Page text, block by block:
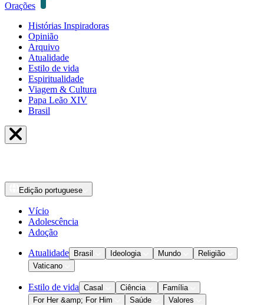
Orações
Histórias Inspiradoras
Opinião
Arquivo
Atualidade
Estilo de vida
Espiritualidade
Viagem & Cultura
Papa Leão XIV
Brasil
Edição portuguese
Vício
Adolescência
Adoção
Atualidade Brasil Ideologia Mundo
Religião
Vaticano
Estilo de vida Casal Ciência
Família
For Her &amp; For Him
Saúde
Valores